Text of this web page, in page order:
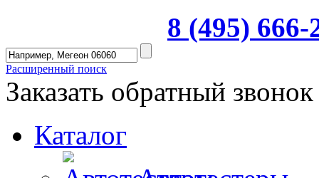
8 (495)
Расширенный поиск
Заказать обратный звонок
Каталог